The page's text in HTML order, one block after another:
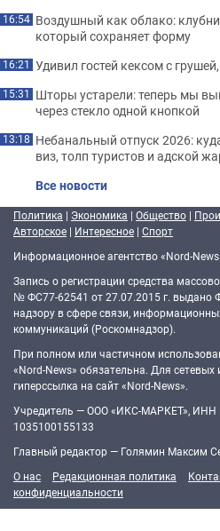
16:54 Воздушный как облако:
который сохраняет форму
16:21 Удивил гостей кексом с
15:31 Шторы устарели: теперь мы
через стекло одной кнопкой
13:18 Небанальный отпуск 2026:
виз, толп туристов и адской
Все новости
Политика | Экономика | Общество |
Авторское | Интересное | Спорт
Информационное агентство «Nord-
Запись о регистрации средства
№ ФС77-62541 от 27.07.2015 г. выдано
надзору в сфере связи,
коммуникаций (Роскомнадзор).
При полном или частичном
«Nord-News» обязательна. Для сетевых
гиперссылка на сайт «Nord-News».
Учредитель — ООО «ИКС-МАРКЕТ», ИНН
1035100155133
Главный редактор — Голямин Максим
О нас
Редакционная политика
конфиденциальности